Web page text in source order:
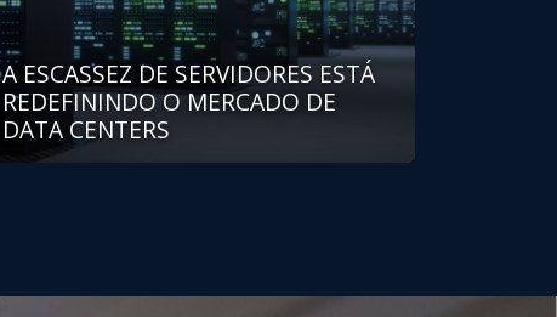
A ESCASSEZ DE SERVIDORES ESTÁ
REDEFININDO O MERCADO DE
DATA CENTERS